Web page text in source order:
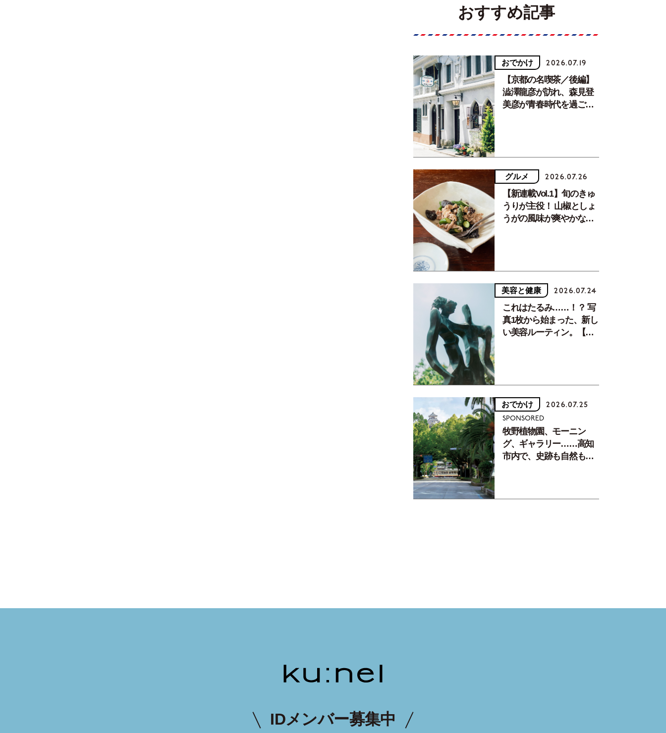
おすすめ記事
おでかけ 2026.07.19
【京都の名喫茶／後編】
澁澤龍彦が訪れ、森見登
美彦が青春時代を過ごし
グルメ 2026.07.26
【新連載Vol.1】旬のきゅ
うりが主役！ 山椒としょ
うがの風味が爽やかな、
美容と健康 2026.07.24
これはたるみ……！？ 写
真1枚から始まった、新し
い美容ルーティン。【中
おでかけ 2026.07.25
SPONSORED
牧野植物園、モーニン
グ、ギャラリー……高知
市内で、史跡も自然もグ
IDメンバー募集中